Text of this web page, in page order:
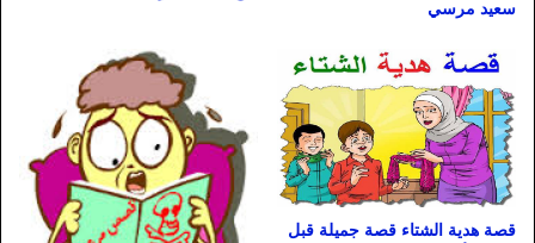
سعيد مرسي
قصة هدية الشتاء قصة جميلة قبل